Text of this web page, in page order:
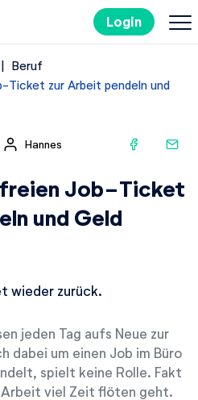
Login
Beruf
Ticket zur Arbeit pendeln und
Hannes
Job-Ticket
und Geld
wieder zurück.
jeden Tag aufs Neue zur
dabei um einen Job im Büro
spielt keine Rolle. Fakt
Arbeit viel Zeit flöten geht.